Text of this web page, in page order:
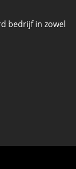
bedrijf in zowel